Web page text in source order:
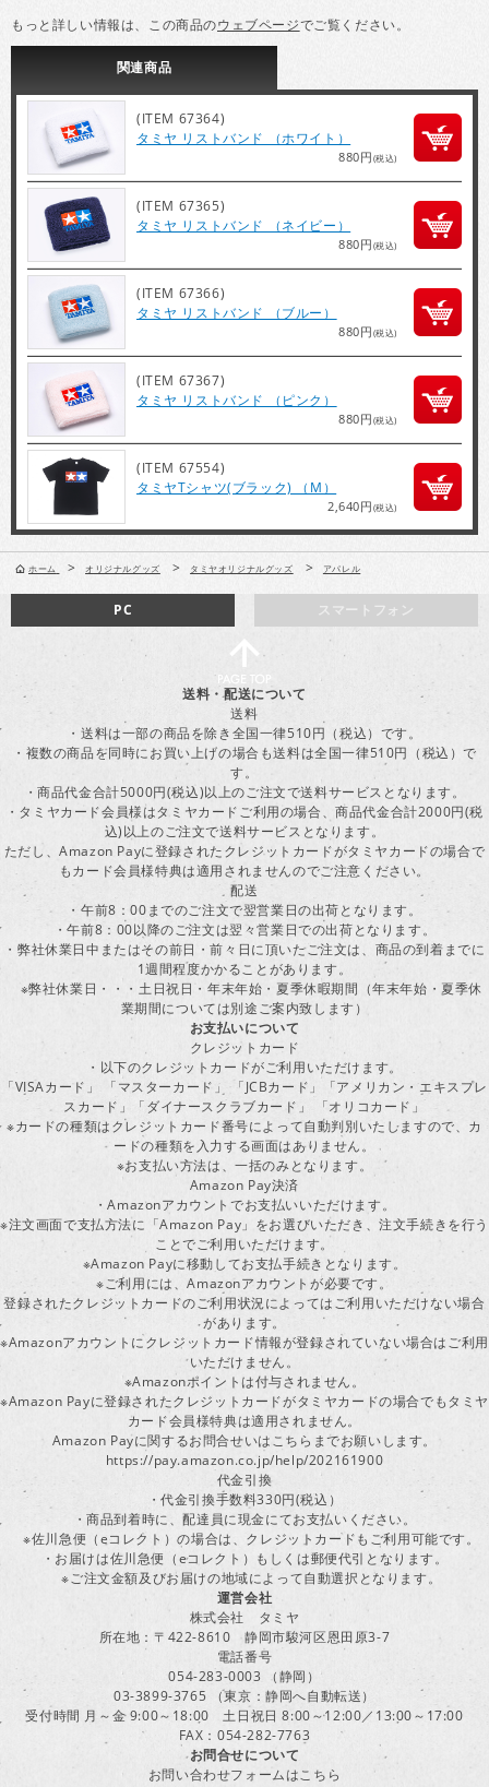
もっと詳しい情報は、この商品のウェブページでご覧ください。
関連商品
(ITEM 67364)
タミヤ リストバンド （ホワイト）
880円(税込)
(ITEM 67365)
タミヤ リストバンド （ネイビー）
880円(税込)
(ITEM 67366)
タミヤ リストバンド （ブルー）
880円(税込)
(ITEM 67367)
タミヤ リストバンド （ピンク）
880円(税込)
(ITEM 67554)
タミヤTシャツ(ブラック) （M）
2,640円(税込)
ホーム > オリジナルグッズ > タミヤオリジナルグッズ > アパレル
スマートフォン
PC
送料・配送について
送料
・送料は一部の商品を除き全国一律510円（税込）です。
・複数の商品を同時にお買い上げの場合も送料は全国一律510円（税込）で
す。
・商品代金合計5000円(税込)以上のご注文で送料サービスとなります。
・タミヤカード会員様はタミヤカードご利用の場合、商品代金合計2000円(税
込)以上のご注文で送料サービスとなります。
ただし、Amazon Payに登録されたクレジットカードがタミヤカードの場合で
もカード会員様特典は適用されませんのでご注意ください。
配送
・午前8：00までのご注文で翌営業日の出荷となります。
・午前8：00以降のご注文は翌々営業日での出荷となります。
・弊社休業日中またはその前日・前々日に頂いたご注文は、商品の到着までに
1週間程度かかることがあります。
※弊社休業日・・・土日祝日・年末年始・夏季休暇期間（年末年始・夏季休
業期間については別途ご案内致します）
お支払いについて
クレジットカード
・以下のクレジットカードがご利用いただけます。
「VISAカード」 「マスターカード」 「JCBカード」「アメリカン・エキスプレ
スカード」「ダイナースクラブカード」 「オリコカード」
※カードの種類はクレジットカード番号によって自動判別いたしますので、カ
ードの種類を入力する画面はありません。
※お支払い方法は、一括のみとなります。
Amazon Pay決済
・Amazonアカウントでお支払いいただけます。
※注文画面で支払方法に「Amazon Pay」をお選びいただき、注文手続きを行う
ことでご利用いただけます。
※Amazon Payに移動してお支払手続きとなります。
※ご利用には、Amazonアカウントが必要です。
登録されたクレジットカードのご利用状況によってはご利用いただけない場合
があります。
※Amazonアカウントにクレジットカード情報が登録されていない場合はご利用
いただけません。
※Amazonポイントは付与されません。
※Amazon Payに登録されたクレジットカードがタミヤカードの場合でもタミヤ
カード会員様特典は適用されません。
Amazon Payに関するお問合せいはこちらまでお願いします。
https://pay.amazon.co.jp/help/202161900
代金引換
・代金引換手数料330円(税込）
・商品到着時に、配達員に現金にてお支払いください。
※佐川急便（eコレクト）の場合は、クレジットカードもご利用可能です。
・お届けは佐川急便（eコレクト）もしくは郵便代引となります。
※ご注文金額及びお届けの地域によって自動選択となります。
運営会社
株式会社 タミヤ
所在地：〒422-8610 静岡市駿河区恩田原3-7
電話番号
054-283-0003 （静岡）
03-3899-3765 （東京：静岡へ自動転送）
受付時間 月～金 9:00～18:00 土日祝日 8:00～12:00／13:00～17:00
FAX：054-282-7763
お問合せについて
お問い合わせフォームはこちら